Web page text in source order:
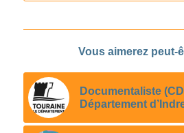
Vous aimerez peut-
Documentaliste
Département